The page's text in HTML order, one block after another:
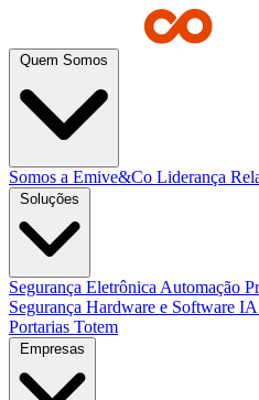
Quem Somos
Somos a Emive&Co Liderança
Soluções
Segurança Eletrônica Automação
Segurança Hardware e Software IA
Portarias Totem
Empresas